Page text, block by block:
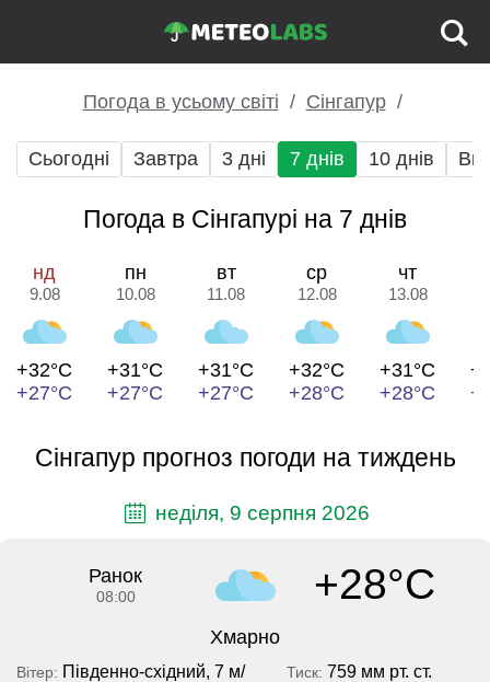
Погода в усьому світі Сінгапур
Сьогодні Завтра 3 дні 7 днів 10 днів
Погода в Сінгапурі на 7 днів
нд
9.08
+32°C
+27°C
пн
10.08
+31°C
+27°C
вт
11.08
+31°C
+27°C
ср
12.08
+32°C
+28°C
чт
13.08
+31°C
+28°C
Сінгапур прогноз погоди на тиждень
неділя, 9 серпня 2026
Ранок
08:00 +28°C
Хмарно
Вітер: Південно-східний, 7 м/
Тиск: 759 мм рт. ст.